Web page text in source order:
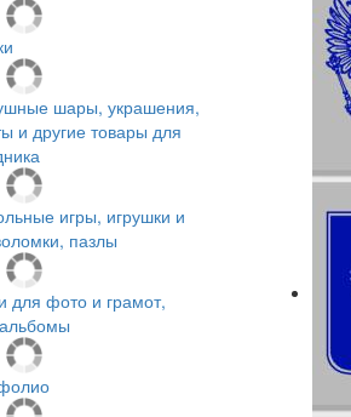
шары, украшения,
и другие товары для
игры, игрушки и
пазлы
для фото и грамот,